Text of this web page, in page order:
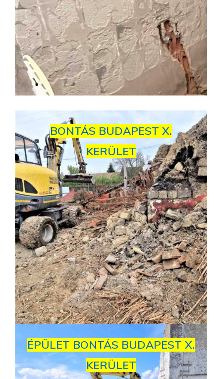
BONTÁS BUDAPEST X.
KERÜLET
ÉPÜLET BONTÁS BUDAPEST X.
KERÜLET